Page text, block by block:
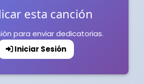
esta canción
para enviar dedicatorias.
Iniciar Sesión